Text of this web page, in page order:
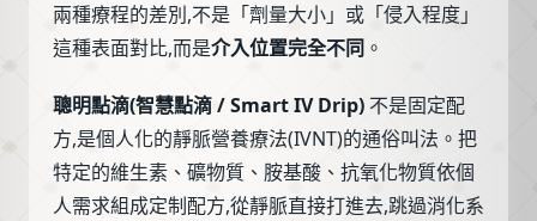
兩種療程的差別,不是「劑量大小」或「侵入程度」
這種表面對比,而是介入位置完全不同 。
聰明點滴(智慧點滴 / Smart IV Drip)不是固定配
方,是個人化的靜脈營養療法(IVNT)的通俗叫法。把
特定的維生素、礦物質、胺基酸、抗氧化物質依個
人需求組成定制配方,從靜脈直接打進去,跳過消化系